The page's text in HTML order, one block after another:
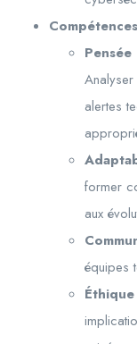
alertes
former
aux
équipes